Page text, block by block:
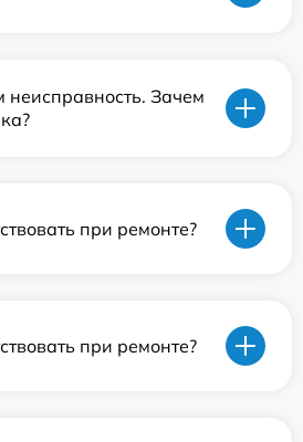
Зачем
при ремонте?
при ремонте?